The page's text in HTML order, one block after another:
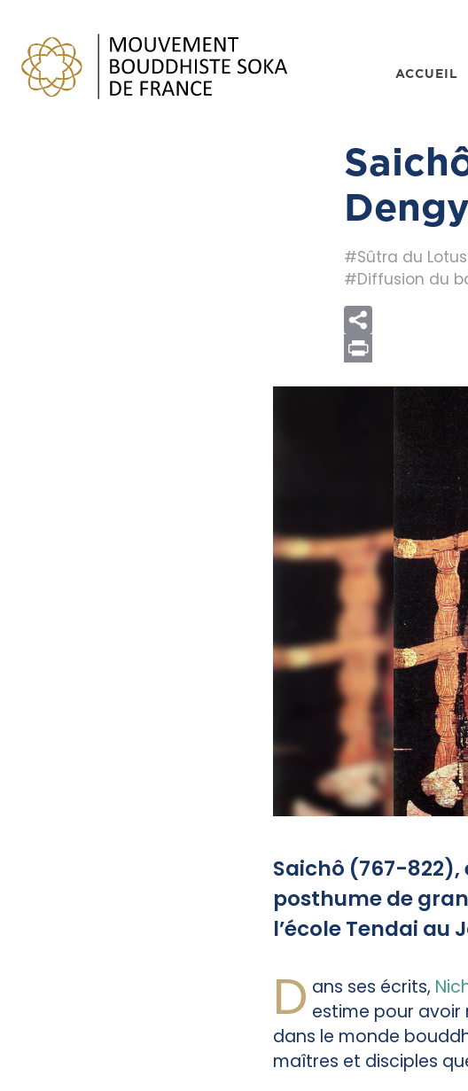
ACCUEIL
#Sûtra du Lotus
#Diffusion du
Saichô (767-
posthume de
l’école Tendai au
D ans ses écrits,
estime pour avoir
dans le monde
maîtres et disciples